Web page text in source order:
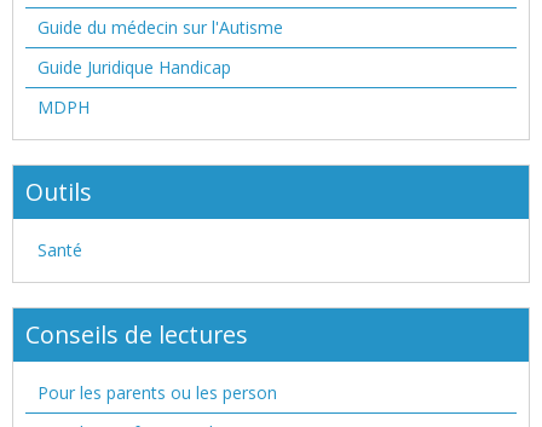
Guide du médecin sur l'Autisme
Guide Juridique Handicap
MDPH
Outils
Santé
Conseils de lectures
Pour les parents ou les person